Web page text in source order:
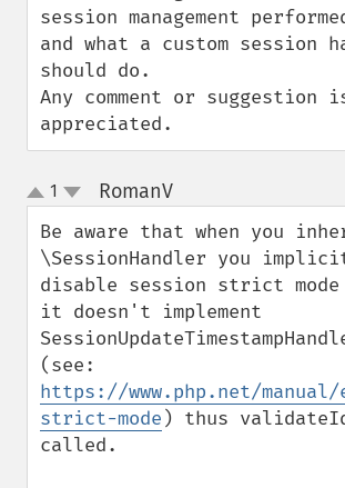
session management
and what a custom session
should do.
Any comment or suggestion
appreciated.
up
down
1 RomanV¶
Be aware that when you
\SessionHandler you
disable session strict mode
it doesn't implement
https://www.php.net/
strict-mode ) thus
called.